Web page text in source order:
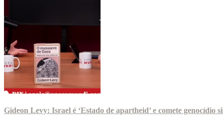
Gideon Levy: Israel é ‘Estado de apartheid’ e comete genocídio